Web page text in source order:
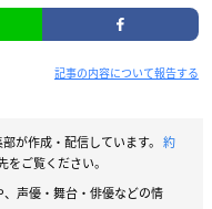
記事の内容について報告する
が作成・配信しています。 約
をご覧ください。
声優・舞台・俳優などの情